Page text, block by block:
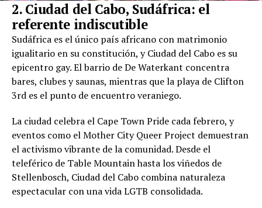
2. Ciudad del Cabo, Sudáfrica: el
referente indiscutible
Sudáfrica es el único país africano con matrimonio
igualitario en su constitución, y Ciudad del Cabo es su
epicentro gay. El barrio de De Waterkant concentra
bares, clubes y saunas, mientras que la playa de Clifton
3rd es el punto de encuentro veraniego.
La ciudad celebra el Cape Town Pride cada febrero, y
eventos como el Mother City Queer Project demuestran
el activismo vibrante de la comunidad. Desde el
teleférico de Table Mountain hasta los viñedos de
Stellenbosch, Ciudad del Cabo combina naturaleza
espectacular con una vida LGTB consolidada.